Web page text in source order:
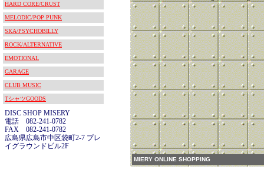
HARD CORE/CRUST
MELODIC/POP PUNK
SKA/PSYCHOBILLY
ROCK/ALTERNATIVE
EMOTIONAL
GARAGE
CLUB MUSIC
TシャツGOODS
DISC SHOP MISERY
電話 082-241-0782
FAX 082-241-0782
広島県広島市中区袋町2-7 プレ
イグラウンドビル2F
MIERY ONLINE SHOPPING